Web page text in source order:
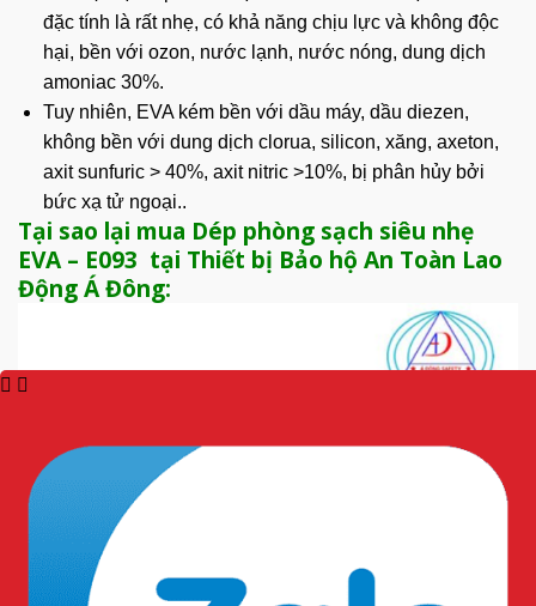
đặc tính là rất nhẹ, có khả năng chịu lực và không độc
hại, bền với ozon, nước lạnh, nước nóng, dung dịch
amoniac 30%.
Tuy nhiên, EVA kém bền với dầu máy, dầu diezen,
không bền với dung dịch clorua, silicon, xăng, axeton,
axit sunfuric > 40%, axit nitric >10%, bị phân hủy bởi
bức xạ tử ngoại..
Tại sao lại mua Dép phòng sạch siêu nhẹ
EVA – E093 tại Thiết bị Bảo hộ An Toàn Lao
Động Á Đông: